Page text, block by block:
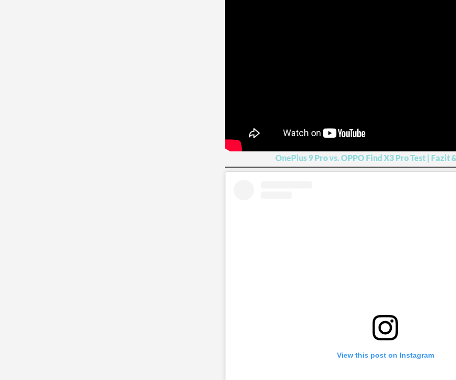
OnePlus 9 Pro vs. OPPO Find X3 Pro Test | Fazit
View this post on Instagram